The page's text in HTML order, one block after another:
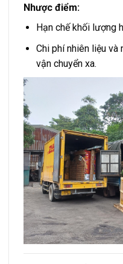
Nhược điểm:
Hạn chế khối lượng
Chi phí nhiên liệu và
vận chuyển xa.